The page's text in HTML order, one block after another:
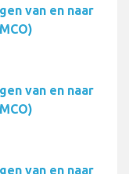
van en naar
van en naar
van en naar